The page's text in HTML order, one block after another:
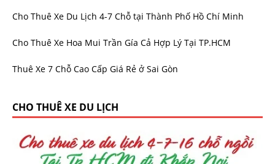
Cho Thuê Xe Du Lịch 4-7 Chỗ tại Thành Phố Hồ Chí Minh
Cho Thuê Xe Hoa Mui Trần Gía Cả Hợp Lý Tại TP.HCM
Thuê Xe 7 Chỗ Cao Cấp Giá Rẻ ở Sai Gòn
CHO THUÊ XE DU LỊCH